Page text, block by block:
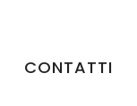
CONTATTI